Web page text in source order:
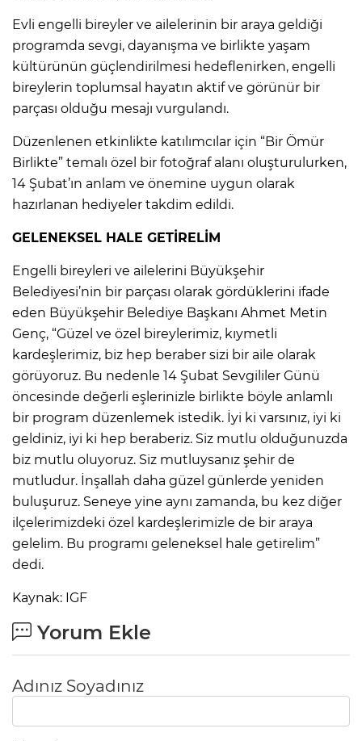
Evli engelli bireyler ve ailelerinin bir araya geldiği
programda sevgi, dayanışma ve birlikte yaşam
kültürünün güçlendirilmesi hedeflenirken, engelli
bireylerin toplumsal hayatın aktif ve görünür bir
parçası olduğu mesajı vurgulandı.
Düzenlenen etkinlikte katılımcılar için “Bir Ömür
Birlikte” temalı özel bir fotoğraf alanı oluşturulurken,
14 Şubat’ın anlam ve önemine uygun olarak
hazırlanan hediyeler takdim edildi.
GELENEKSEL HALE GETİRELİM
Engelli bireyleri ve ailelerini Büyükşehir
Belediyesi’nin bir parçası olarak gördüklerini ifade
eden Büyükşehir Belediye Başkanı Ahmet Metin
Genç, “Güzel ve özel bireylerimiz, kıymetli
kardeşlerimiz, biz hep beraber sizi bir aile olarak
görüyoruz. Bu nedenle 14 Şubat Sevgililer Günü
öncesinde değerli eşlerinizle birlikte böyle anlamlı
bir program düzenlemek istedik. İyi ki varsınız, iyi ki
geldiniz, iyi ki hep beraberiz. Siz mutlu olduğunuzda
biz mutlu oluyoruz. Siz mutluysanız şehir de
mutludur. İnşallah daha güzel günlerde yeniden
buluşuruz. Seneye yine aynı zamanda, bu kez diğer
ilçelerimizdeki özel kardeşlerimizle de bir araya
gelelim. Bu programı geleneksel hale getirelim”
dedi.
Kaynak: IGF
Yorum Ekle
Adınız Soyadınız